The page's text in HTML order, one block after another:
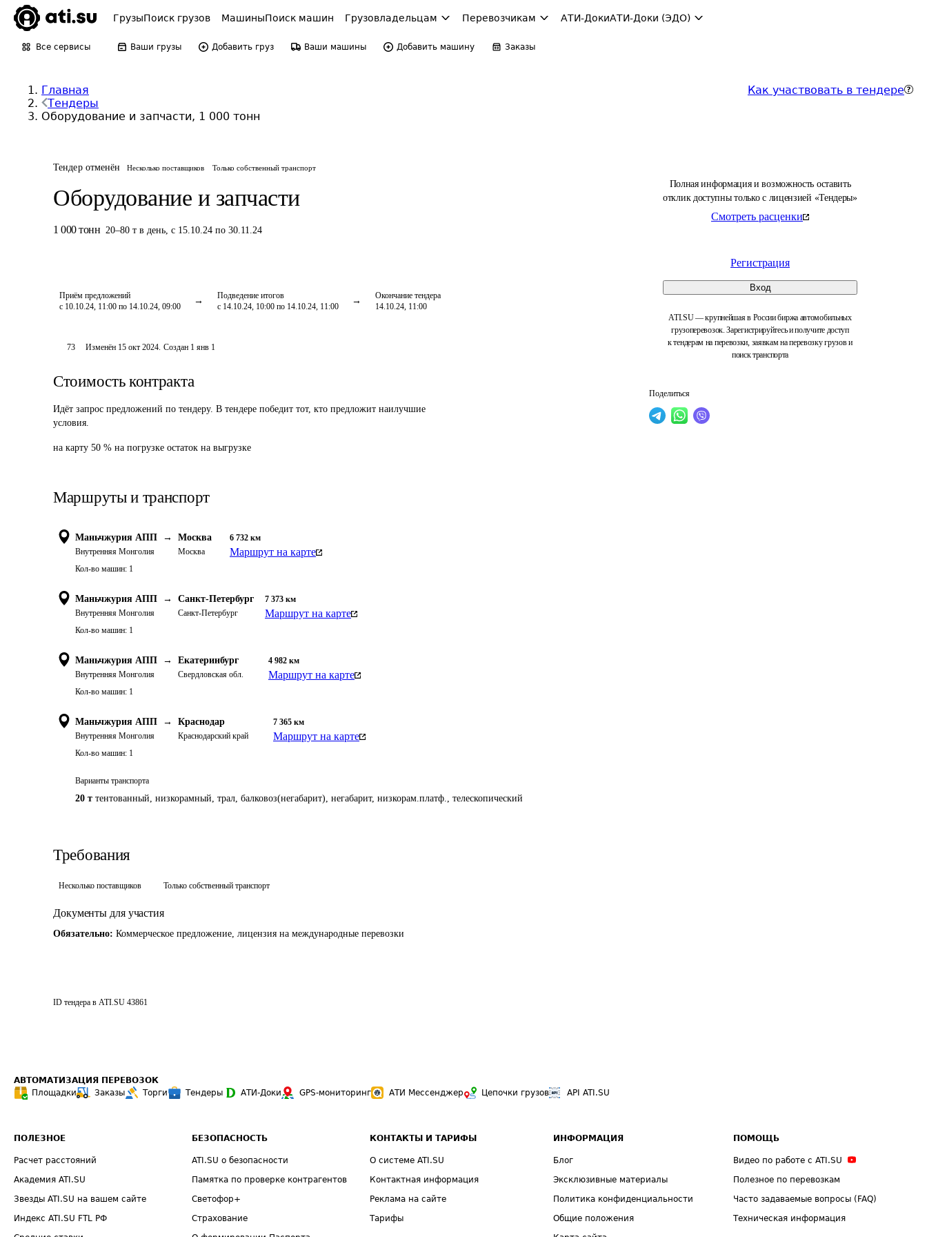
ГрузыПоиск грузов МашиныПоиск машин Грузовладельцам Перевозчикам АТИ-ДокиАТИ-Доки (ЭДО)
Все сервисы Ваши грузы Добавить груз Ваши машины Добавить машину Заказы
Главная
Тендеры
Оборудование и запчасти, 1 000 тонн
Как участвовать в тендере
Тендер отменён Несколько поставщиков Только собственный транспорт
Оборудование и запчасти
1 000 тонн 20–80 т в день, с 15.10.24 по 30.11.24
Приём предложений
с 10.10.24, 11:00 по 14.10.24, 09:00
Подведение итогов
с 14.10.24, 10:00 по 14.10.24, 11:00
Окончание тендера
14.10.24, 11:00
Полная информация и возможность оставить
отклик доступны только с лицензией «Тендеры»
Смотреть расценки
Регистрация
Вход
ATI.SU — крупнейшая в России биржа автомобильных
грузоперевозок. Зарегистрируйтесь и получите доступ
к тендерам на перевозки, заявкам на перевозку грузов и
поиск транспорта
Поделиться
73 Изменён 15 окт 2024. Создан 1 янв 1
Стоимость контракта
Идёт запрос предложений по тендеру. В тендере победит тот, кто предложит наилучшие
условия.
на карту 50 % на погрузке остаток на выгрузке
Маршруты и транспорт
Маньчжурия АПП →
Внутренняя Монголия
Москва
Москва
6 732 км
Маршрут на карте
Кол-во машин: 1
Маньчжурия АПП →
Внутренняя Монголия
Санкт-Петербург
Санкт-Петербург
7 373 км
Маршрут на карте
Кол-во машин: 1
Маньчжурия АПП →
Внутренняя Монголия
Екатеринбург
Свердловская обл.
4 982 км
Маршрут на карте
Кол-во машин: 1
Маньчжурия АПП →
Внутренняя Монголия
Краснодар
Краснодарский край
7 365 км
Маршрут на карте
Кол-во машин: 1
Варианты транспорта
20 т тентованный, низкорамный, трал, балковоз(негабарит), негабарит, низкорам.платф., телескопический
Требования
Несколько поставщиков Только собственный транспорт
Документы для участия
Обязательно: Коммерческое предложение, лицензия на международные перевозки
ID тендера в ATI.SU 43861
АВТОМАТИЗАЦИЯ ПЕРЕВОЗОК
Площадки
Заказы Торги Тендеры АТИ-Доки GPS-мониторинг АТИ Мессенджер Цепочки грузов API ATI.SU
ПОЛЕЗНОЕ
Расчет расстояний
Академия ATI.SU
Звезды ATI.SU на вашем сайте
Индекс ATI.SU FTL РФ
БЕЗОПАСНОСТЬ
ATI.SU о безопасности
Памятка по проверке контрагентов
Светофор+
Страхование
КОНТАКТЫ И ТАРИФЫ
О системе ATI.SU
Контактная информация
Реклама на сайте
Тарифы
ИНФОРМАЦИЯ
Блог
Эксклюзивные материалы
Политика конфиденциальности
Общие положения
ПОМОЩЬ
Видео по работе с ATI.SU
Полезное по перевозкам
Часто задаваемые вопросы (FAQ)
Техническая информация